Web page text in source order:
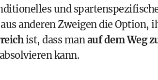
und
anderen Zweigen die Option,
ist, dass manauf dem Weg
absolvieren kann.